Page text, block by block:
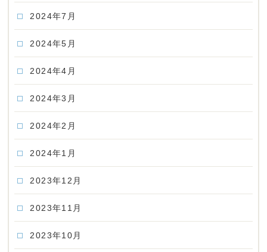
2024年7月
2024年5月
2024年4月
2024年3月
2024年2月
2024年1月
2023年12月
2023年11月
2023年10月